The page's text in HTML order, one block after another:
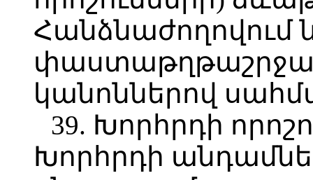
Հանձնաժողովում
կանոններով
39. Խորհրդի
Խորհրդի